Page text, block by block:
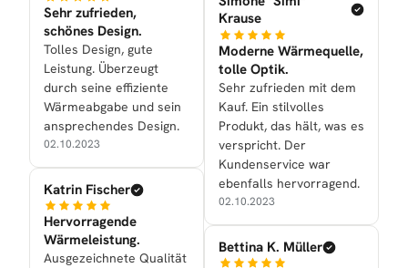
Sehr zufrieden,
schönes Design.
Tolles Design, gute
Leistung. Überzeugt
durch seine effiziente
Wärmeabgabe und sein
ansprechendes Design.
02.10.2023
Katrin Fischer
Hervorragende
Wärmeleistung.
Ausgezeichnete Qualität
Krause
Moderne Wärmequelle,
tolle Optik.
Sehr zufrieden mit dem
Kauf. Ein stilvolles
Produkt, das hält, was es
verspricht. Der
Kundenservice war
ebenfalls hervorragend.
02.10.2023
Bettina K. Müller